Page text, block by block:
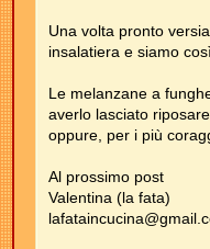
Una volta pronto
insalatiera e siamo
Le melanzane a
averlo lasciato
oppure, per i più
Al prossimo post
Valentina (la fata)